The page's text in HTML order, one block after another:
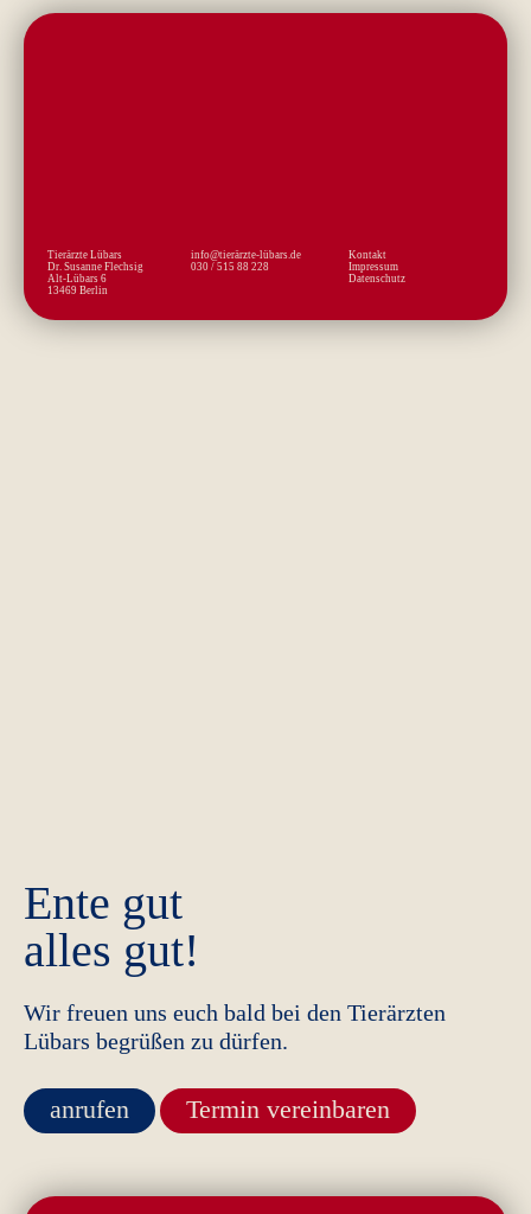
Tierärzte Lübars
Dr. Susanne Flechsig
Alt-Lübars 6
13469 Berlin
info@tierärzte-lübars.de
030 / 515 88 228
Kontakt
Impressum
Datenschutz
Ente gut
alles gut!
Wir freuen uns euch bald bei den Tierärzten
Lübars begrüßen zu dürfen.
anrufen Termin vereinbaren